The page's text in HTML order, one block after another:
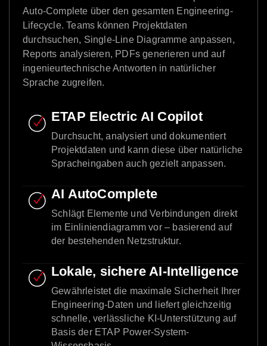
Auto-Complete über den gesamten Engineering-
Lifecycle. Teams können Projektdaten
durchsuchen, Single-Line Diagramme anpassen,
Reports analysieren, PDFs generieren und auf
ingenieurtechnische Antworten in natürlicher
Sprache zugreifen.
ETAP Electric AI Copilot
Durchsucht, analysiert und dokumentiert
Projektdaten und kann diese über natürliche
Spracheingaben auch gezielt anpassen.
AI AutoComplete
Schlägt Elemente und Verbindungen direkt
im Einliniendiagramm vor – basierend auf
der bestehenden Netzstruktur.
Lokale, sichere AI-Intelligence
Gewährleistet die maximale Sicherheit Ihrer
Engineering-Daten und liefert gleichzeitig
schnelle, verlässliche KI-Unterstützung auf
Basis der ETAP Power-System-